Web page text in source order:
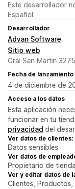
Este desarrollador
Español.
Desarrollador
Advan Software
Sitio web
Gral San Martin
Fecha de lanzamiento
4 de diciembre de
Acceso a los datos
Esta aplicación
funcionar en tu
privacidad del
Ver datos de clientes:
Datos sensibles
Ver datos de
Propietario de tienda
Ver y editar datos de
Clientes,